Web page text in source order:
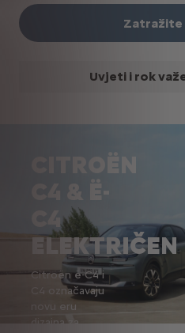
Zatražite
Uvjeti i rok
CITROËN
C4 & Ë-
C4
ELEKTRIČEN
Citroën ë-C4 i
C4 označavaju
novu eru
dizajna za